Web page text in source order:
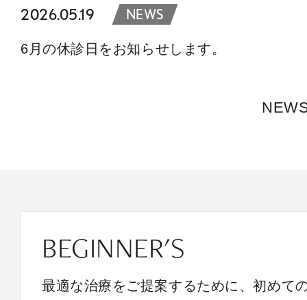
2026.05.19 NEWS
6月の休診日をお知らせします。
BEGINNER'S
最適な治療をご提案するために、初めて